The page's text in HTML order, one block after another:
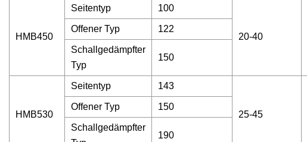
HMB450
Seitentyp 100
20-40
Offener Typ 122
Schallgedämpfter
Typ
150
HMB530
Seitentyp 143
25-45
Offener Typ 150
Schallgedämpfter
190